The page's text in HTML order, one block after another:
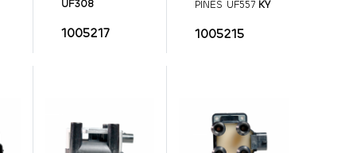
UF308
1005217
PINES UF557 KY
1005215